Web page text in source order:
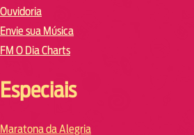
Ouvidoria
Envie sua Música
FM O Dia Charts
Especiais
Maratona da Alegria